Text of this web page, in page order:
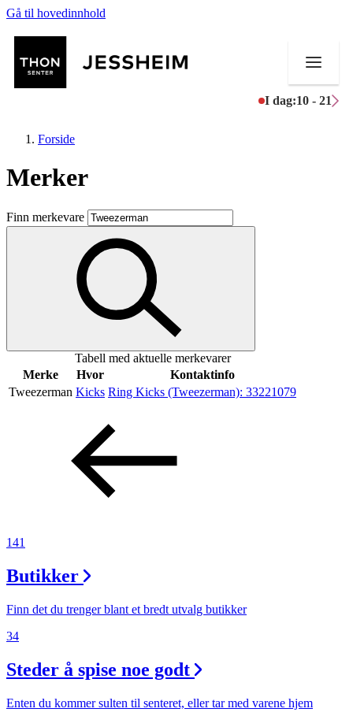
Gå til hovedinnhold
I dag:10 - 21
Butikker
Mat og drikke
Aktiviteter
Inspirasjon
Gavekort
Forside
Merker
Finn merkevare
Tabell med aktuelle merkevarer
Merke
Hvor
Kontaktinfo
Tweezerman Kicks Ring Kicks (Tweezerman): 33221079
141
Butikker
Finn det du trenger blant et bredt utvalg butikker
34
Steder å spise noe godt
Enten du kommer sulten til senteret, eller tar med varene hjem